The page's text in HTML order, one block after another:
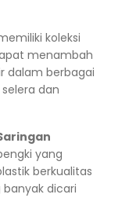
koleksi
menambah
dalam berbagai
dan
yang
berkualitas
dicari